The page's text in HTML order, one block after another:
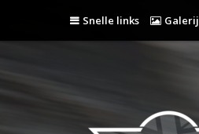
Snelle links Galerij